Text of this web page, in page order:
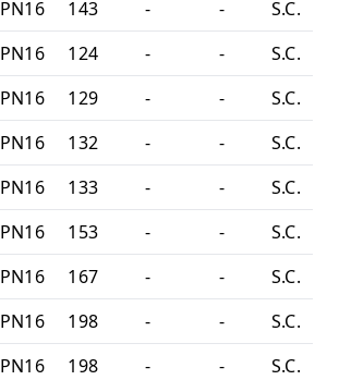
PN16 143 - -
S.C.
PN16 124 - -
S.C.
PN16 129 - -
S.C.
PN16 132 - -
S.C.
PN16 133 - -
S.C.
PN16 153 - -
S.C.
PN16 167 - -
S.C.
PN16 198 - -
S.C.
PN16 198 - -
S.C.